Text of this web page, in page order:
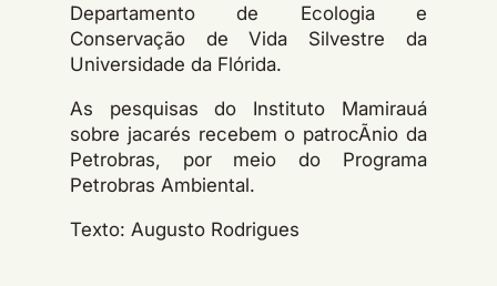
Departamento de Ecologia e
Conservação de Vida Silvestre da
Universidade da Flórida.
As pesquisas do Instituto Mamirauá
sobre jacarés recebem o patrocÃ­nio da
Petrobras, por meio do Programa
Petrobras Ambiental.
Texto: Augusto Rodrigues